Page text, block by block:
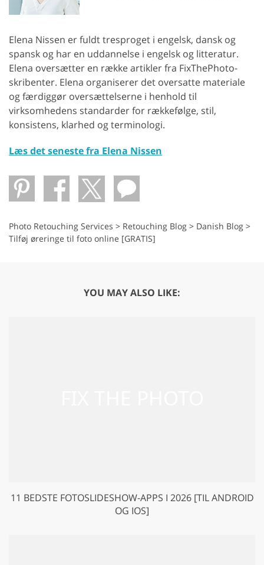
Elena Nissen er fuldt tresproget i engelsk, dansk og
spansk og har en uddannelse i engelsk og litteratur.
Elena oversætter en række artikler fra FixThePhoto-
skribenter. Elena organiserer det oversatte materiale
og færdiggør oversættelserne i henhold til
virksomhedens standarder for rækkefølge, stil,
konsistens, klarhed og terminologi.
Læs det seneste fra Elena Nissen
Photo Retouching Services > Retouching Blog > Danish Blog >
Tilføj øreringe til foto online [GRATIS]
YOU MAY ALSO LIKE:
11 BEDSTE FOTOSLIDESHOW-APPS I 2026 [TIL ANDROID
OG IOS]